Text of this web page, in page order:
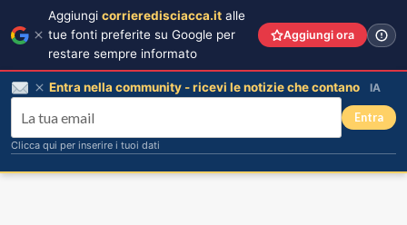
Aggiungi corrieredisciacca.it alle
tue fonti preferite su Google per
restare sempre informato
Aggiungi ora
Entra nella community - ricevi le notizie che contano IA
Entra
Clicca qui per inserire i tuoi dati